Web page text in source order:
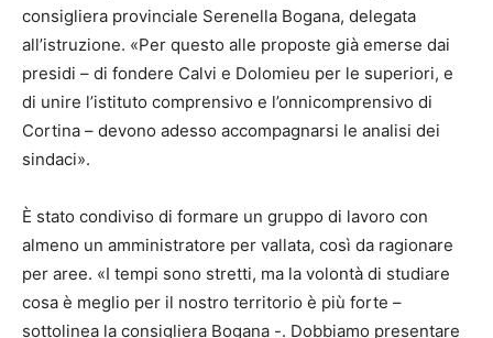
consigliera provinciale Serenella Bogana, delegata
all’istruzione. «Per questo alle proposte già emerse dai
presidi – di fondere Calvi e Dolomieu per le superiori, e
di unire l’istituto comprensivo e l’onnicomprensivo di
Cortina – devono adesso accompagnarsi le analisi dei
sindaci».
È stato condiviso di formare un gruppo di lavoro con
almeno un amministratore per vallata, così da ragionare
per aree. «I tempi sono stretti, ma la volontà di studiare
cosa è meglio per il nostro territorio è più forte –
sottolinea la consigliera Bogana -. Dobbiamo presentare